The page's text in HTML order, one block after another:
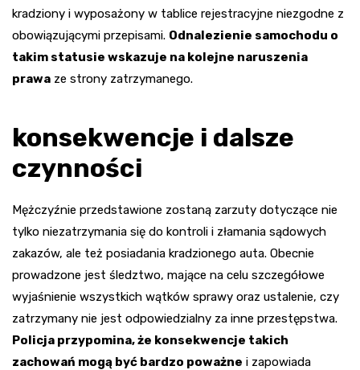
kradziony i wyposażony w tablice rejestracyjne niezgodne z
obowiązującymi przepisami. Odnalezienie samochodu o
takim statusie wskazuje na kolejne naruszenia
prawa ze strony zatrzymanego.
konsekwencje i dalsze
czynności
Mężczyźnie przedstawione zostaną zarzuty dotyczące nie
tylko niezatrzymania się do kontroli i złamania sądowych
zakazów, ale też posiadania kradzionego auta. Obecnie
prowadzone jest śledztwo, mające na celu szczegółowe
wyjaśnienie wszystkich wątków sprawy oraz ustalenie, czy
zatrzymany nie jest odpowiedzialny za inne przestępstwa.
Policja przypomina, że konsekwencje takich
zachowań mogą być bardzo poważne i zapowiada